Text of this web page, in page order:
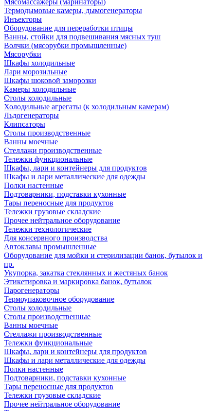
Мясомассажеры (маринаторы)
Термодымовые камеры, дымогенераторы
Инъекторы
Оборудование для переработки птицы
Ванны, стойки для подвешивания мясных туш
Волчки (мясорубки промышленные)
Мясорубки
Шкафы холодильные
Лари морозильные
Шкафы шоковой заморозки
Камеры холодильные
Столы холодильные
Холодильные агрегаты (к холодильным камерам)
Льдогенераторы
Клипсаторы
Столы производственные
Ванны моечные
Стеллажи производственные
Тележки функциональные
Шкафы, лари и контейнеры для продуктов
Шкафы и лари металлические для одежды
Полки настенные
Подтоварники, подставки кухонные
Тары переносные для продуктов
Тележки грузовые складские
Прочее нейтральное оборудование
Тележки технологические
Для консервного производства
Автоклавы промышленные
Оборудование для мойки и стерилизации банок, бутылок и
пр.
Укупорка, закатка стеклянных и жестяных банок
Этикетировка и маркировка банок, бутылок
Парогенераторы
Термоупаковочное оборудование
Столы холодильные
Столы производственные
Ванны моечные
Стеллажи производственные
Тележки функциональные
Шкафы, лари и контейнеры для продуктов
Шкафы и лари металлические для одежды
Полки настенные
Подтоварники, подставки кухонные
Тары переносные для продуктов
Тележки грузовые складские
Прочее нейтральное оборудование